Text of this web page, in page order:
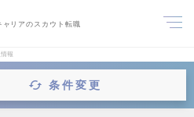
ャリアのスカウト転職
報
条件変更